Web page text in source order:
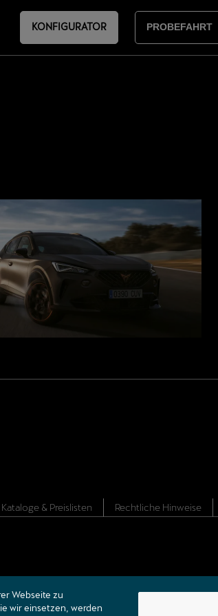
KONFIGURATOR PROBEFAHRT
Kataloge & Preislisten Rechtliche Hinweise
Webseite zu
wir einsetzen, werden